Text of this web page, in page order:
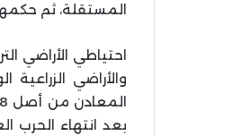
المستقلة، ثم حكمها
احتياطي الأراضي
بعد انتهاء الحرب